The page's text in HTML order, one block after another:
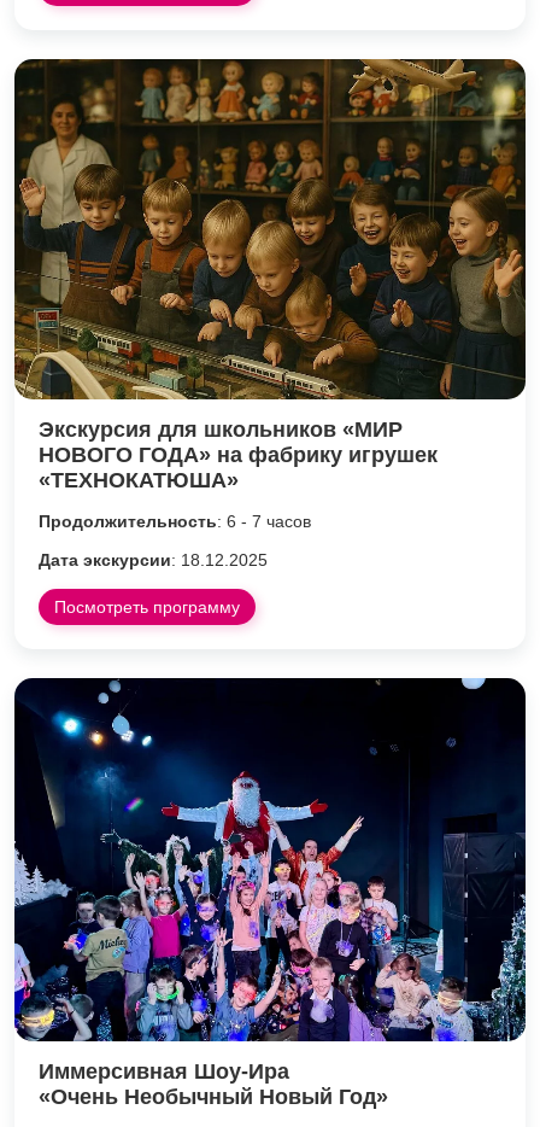
Экскурсия для школьников «МИР
НОВОГО ГОДА» на фабрику игрушек
«ТЕХНОКАТЮША»
Продолжительность: 6 - 7 часов
Дата экскурсии: 18.12.2025
Посмотреть программу
Иммерсивная Шоу-Ира
«Очень Необычный Новый Год»